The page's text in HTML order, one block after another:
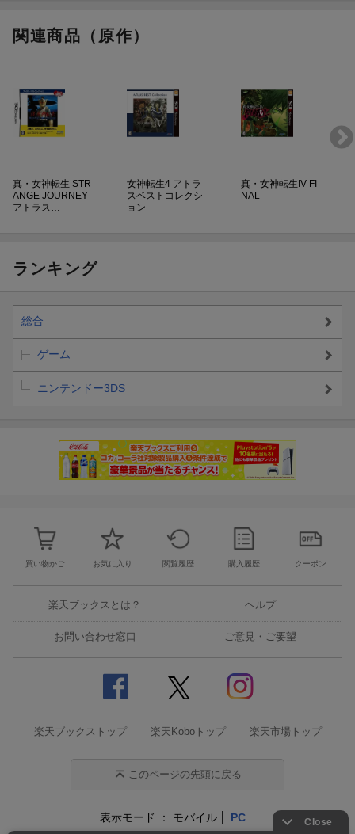
関連商品（原作）
真・女神転生 STR
ANGE JOURNEY
アトラス…
女神転生4 アトラ
スベストコレクシ
ョン
真・女神転生IV FI
NAL
ランキング
総合
ゲーム
ニンテンドー3DS
買い物かご お気に入り 閲覧履歴 購入履歴 クーポン
楽天ブックスとは？ ヘルプ
お問い合わせ窓口 ご意見・ご要望
楽天ブックストップ 楽天Koboトップ 楽天市場トップ
このページの先頭に戻る
表示モード モバイル PC